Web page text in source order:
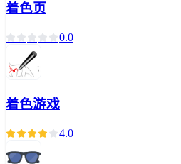
着色页
0.0
着色游戏
4.0